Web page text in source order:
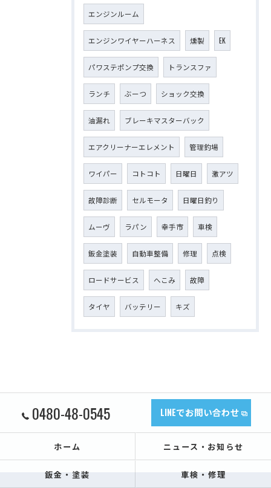
エンジンルーム
エンジンワイヤーハーネス 燻製 EK
パワステポンプ交換 トランスファ
ランチ ぶーつ ショック交換
油漏れ ブレーキマスターバック
エアクリーナーエレメント 管理釣場
ワイパー コトコト 日曜日 激アツ
故障診断 セルモータ 日曜日釣り
ムーヴ ラパン 幸手市 車検
鈑金塗装 自動車整備 修理 点検
ロードサービス へこみ 故障
タイヤ バッテリー キズ
0480-48-0545 LINEでお問い合わせ
ホーム ニュース・お知らせ
鈑金・塗装 車検・修理